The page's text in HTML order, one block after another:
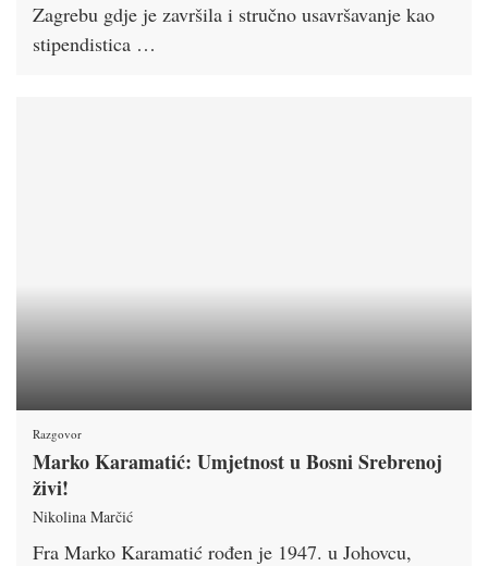
Zagrebu gdje je završila i stručno usavršavanje kao
stipendistica …
Razgovor
Marko Karamatić: Umjetnost u Bosni Srebrenoj
živi!
Nikolina Marčić
Fra Marko Karamatić rođen je 1947. u Johovcu,